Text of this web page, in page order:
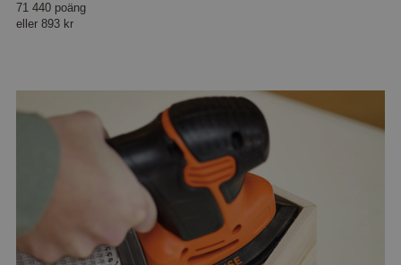
71 440 poäng
eller 893 kr